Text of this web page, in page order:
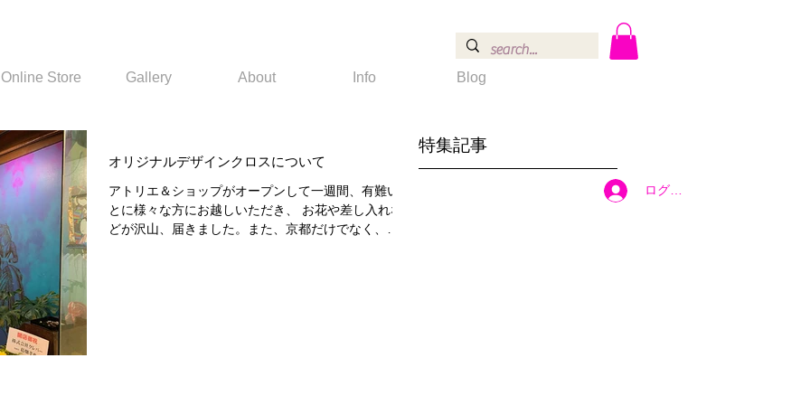
Online Store Gallery About Info Blog
ログイン
オリジナルデザインクロスについて
アトリエ＆ショップがオープンして一週間、有難いこ
とに様々な方にお越しいただき、 お花や差し入れな
どが沢山、届きました。また、京都だけでなく、
特集記事